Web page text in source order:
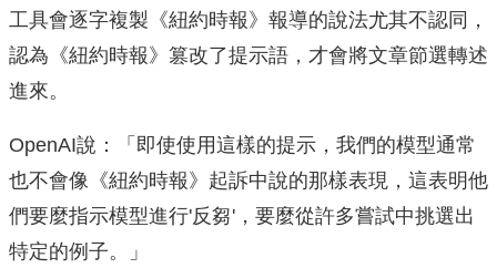
工具會逐字複製《紐約時報》報導的說法尤其不認同，
認為《紐約時報》篡改了提示語，才會將文章節選轉述
進來。
OpenAI說：「即使使用這樣的提示，我們的模型通常
也不會像《紐約時報》起訴中說的那樣表現，這表明他
們要麼指示模型進行'反芻'，要麼從許多嘗試中挑選出
特定的例子。」